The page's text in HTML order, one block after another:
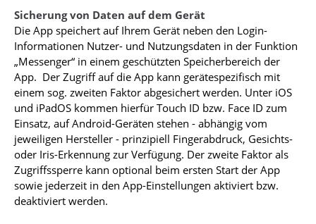
Sicherung von Daten auf dem Gerät
Die App speichert auf Ihrem Gerät neben den Login-
Informationen Nutzer- und Nutzungsdaten in der Funktion
„Messenger“ in einem geschützten Speicherbereich der
App. Der Zugriff auf die App kann gerätespezifisch mit
einem sog. zweiten Faktor abgesichert werden. Unter iOS
und iPadOS kommen hierfür Touch ID bzw. Face ID zum
Einsatz, auf Android-Geräten stehen - abhängig vom
jeweiligen Hersteller - prinzipiell Fingerabdruck, Gesichts-
oder Iris-Erkennung zur Verfügung. Der zweite Faktor als
Zugriffssperre kann optional beim ersten Start der App
sowie jederzeit in den App-Einstellungen aktiviert bzw.
deaktiviert werden.